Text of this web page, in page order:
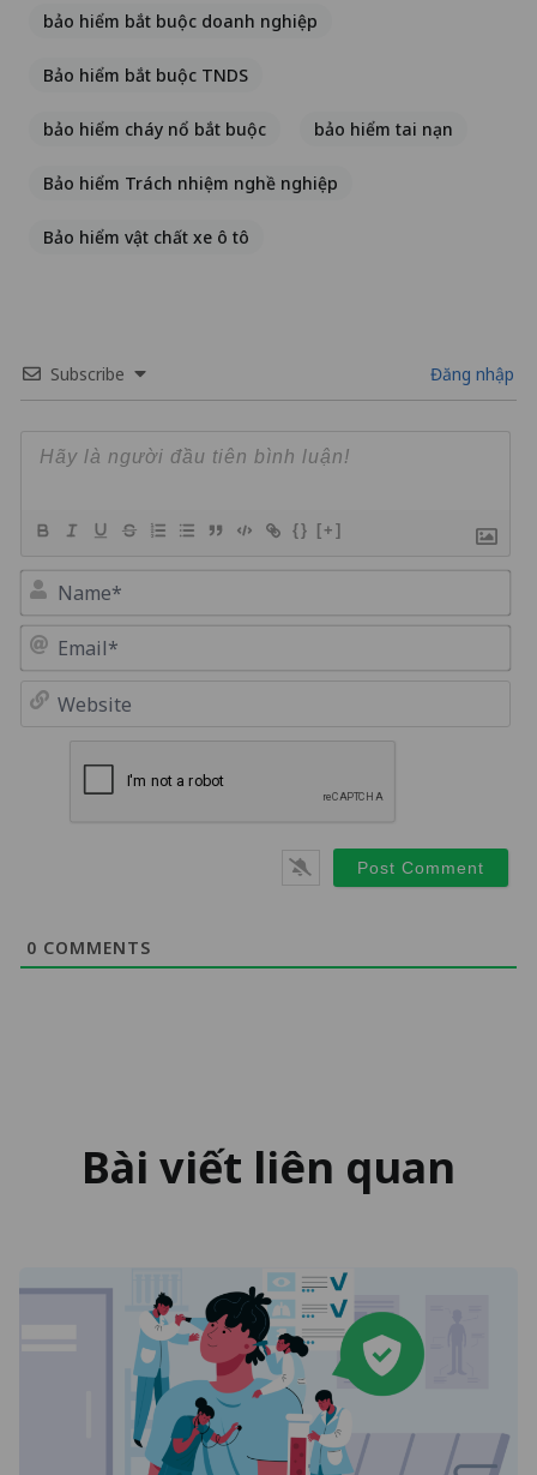
bảo hiểm bắt buộc doanh nghiệp
Bảo hiểm bắt buộc TNDS
bảo hiểm cháy nổ bắt buộc bảo hiểm tai nạn
Bảo hiểm Trách nhiệm nghề nghiệp
Bảo hiểm vật chất xe ô tô
Subscribe Đăng nhập
{} [+]
0 COMMENTS
Bài viết liên quan